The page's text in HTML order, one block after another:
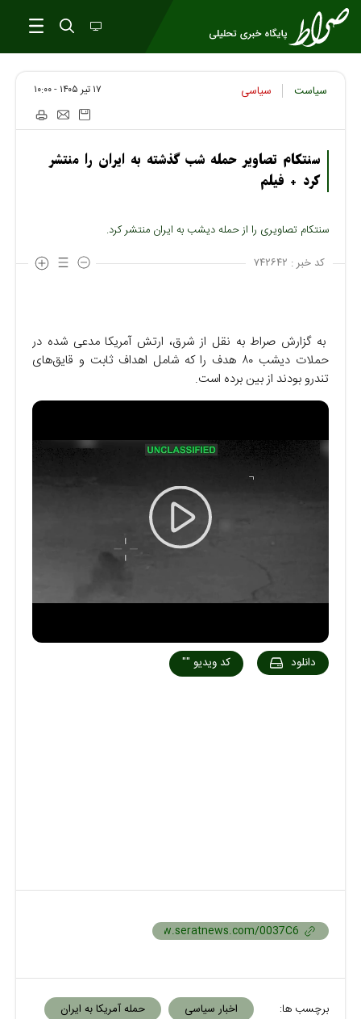
سیاست سیاسی ۱۷ تير ۱۴۰۵ - ۱۰:۰۰
سنتکام تصاویر حمله شب گذشته به ایران را منتشر
کرد + فیلم
سنتکام تصاویری را از حمله دیشب به ایران منتشر کرد.
کد خبر : ۷۴۲۶۴۲
به گزارش صراط به نقل از شرق، ارتش آمریکا مدعی شده در
حملات دیشب ۸۰ هدف را که شامل اهداف ثابت و قایق‌های
تندرو بودند از بین برده است.
Play
Video
"" کد ویدیو دانلود
برچسب ها: اخبار سیاسی
حمله آمریکا به ایران